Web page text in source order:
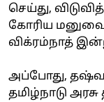
செய்து,
கோரிய மனுவை,
விக்ரம்நாத்
அப்போது,
தமிழ்நாடு